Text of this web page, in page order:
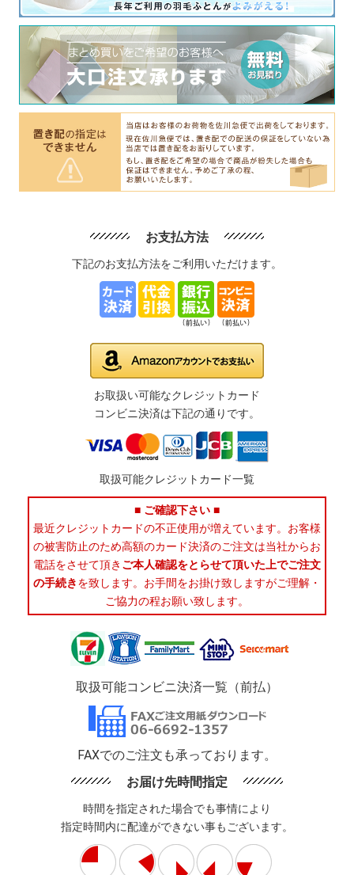
お支払方法
下記のお支払方法をご利用いただけます。
お取扱い可能なクレジットカード
コンビニ決済は下記の通りです。
取扱可能クレジットカード一覧
■ ご確認下さい ■
最近クレジットカードの不正使用が増えています。お客様
の被害防止のため高額のカード決済のご注文は当社からお
電話をさせて頂き ご本人確認をとらせて頂いた上でご注文
の手続きを致します。お手間をお掛け致しますがご理解・
ご協力の程お願い致します。
取扱可能コンビニ決済一覧（前払）
FAXでのご注文も承っております。
お届け先時間指定
時間を指定された場合でも事情により
指定時間内に配達ができない事もございます。